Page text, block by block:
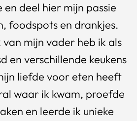
en deel hier mijn passie
foodspots en drankjes.
mijn vader heb ik als
en verschillende keukens
liefde voor eten heeft
waar ik kwam, proefde
en leerde ik unieke